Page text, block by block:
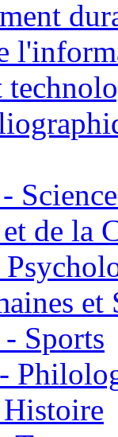
de la
et
Sports